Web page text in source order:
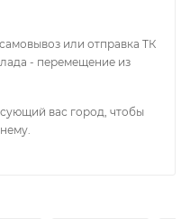
или отправка ТК
- перемещение из
вас город, чтобы